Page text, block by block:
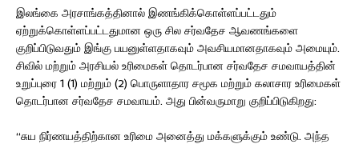
இலங்கை அரசாங்கத்தினால் இணங்கிக்கொள்ளப்பட்டதும்
ஏற்றுக்கொள்ளப்பட்டதுமான ஒரு சில சர்வதேச ஆவணங்களை
குறிப்பிடுவதும் இங்கு பயனுள்ளதாகவும் அவசியமானதாகவும் அமையும்.
சிவில் மற்றும் அரசியல் உரிமைகள் தொடர்பான சர்வதேச சமவாயத்தின்
உறுப்புரை 1 (1) மற்றும் (2) பொருளாதார சமூக மற்றும் கலாசார உரிமைகள்
தொடர்பான சர்வதேச சமவாயம். அது பின்வருமாறு குறிப்பிடுகிறது:
“சுய நிர்ணயத்திற்கான உரிமை அனைத்து மக்களுக்கும் உண்டு. அந்த